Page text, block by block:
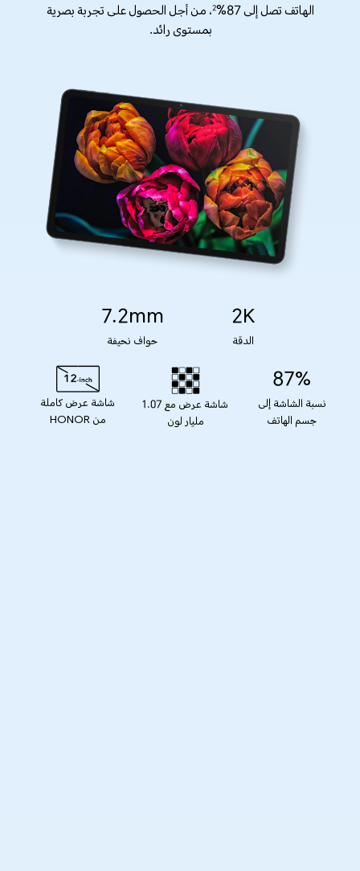
الهاتف تصل إلى 87%
2، من أجل الحصول على تجربة بصرية
بمستوى رائد.
شاشة عرض كاملة
من HONOR
2K
الدقة
87%
نسبة الشاشة إلى
جسم الهاتف
7.2mm
حواف نحيفة
شاشة عرض مع 1.07
مليار لون